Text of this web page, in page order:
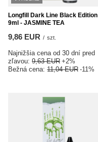
Longfill Dark Line Black Edition
9ml - JASMINE TEA
9,86 EUR / szt.
Najnižšia cena od 30 dní pred
zľavou: 9,63 EUR +2%
Bežná cena: 11,04 EUR -11%